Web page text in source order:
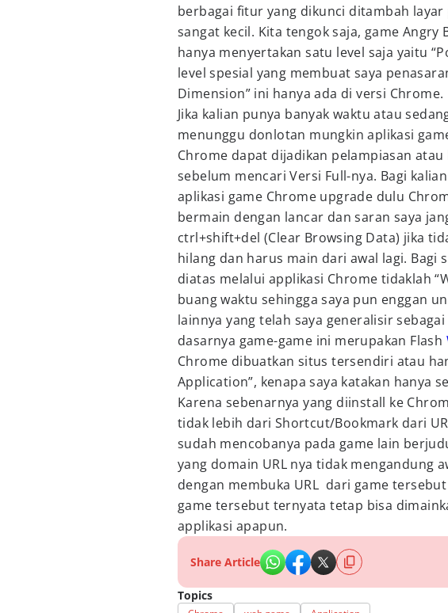
berbagai fitur yang dikunci ditambah
sangat kecil. Kita tengok saja, game
hanya menyertakan satu level saja yaitu
level spesial yang membuat saya
Dimension” ini hanya ada di versi Chrome.
Jika kalian punya banyak waktu atau
menunggu donlotan mungkin aplikasi
Chrome dapat dijadikan pelampiasan
sebelum mencari Versi Full-nya. Bagi
aplikasi game Chrome upgrade dulu
bermain dengan lancar dan saran saya
ctrl+shift+del (Clear Browsing Data) jika
hilang dan harus main dari awal lagi. Bagi
diatas melalui applikasi Chrome tidaklah
buang waktu sehingga saya pun enggan
lainnya yang telah saya generalisir
dasarnya game-game ini merupakan Flash
Chrome dibuatkan situs tersendiri atau
Application”, kenapa saya katakan hanya
Karena sebenarnya yang diinstall ke
tidak lebih dari Shortcut/Bookmark dari
sudah mencobanya pada game lain
yang domain URL nya tidak mengandung
dengan membuka URL dari game
game tersebut ternyata tetap bisa
applikasi apapun.
Share Article
Topics